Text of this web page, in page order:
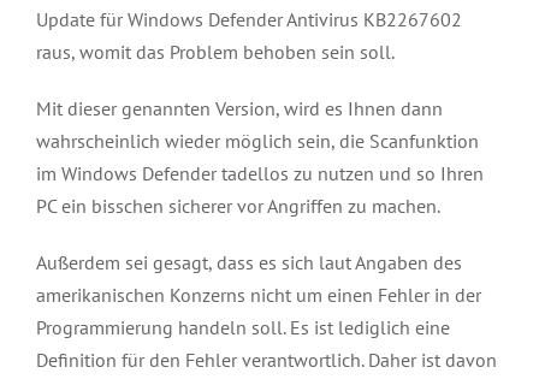
Update für Windows Defender Antivirus KB2267602
raus, womit das Problem behoben sein soll.
Mit dieser genannten Version, wird es Ihnen dann
wahrscheinlich wieder möglich sein, die Scanfunktion
im Windows Defender tadellos zu nutzen und so Ihren
PC ein bisschen sicherer vor Angriffen zu machen.
Außerdem sei gesagt, dass es sich laut Angaben des
amerikanischen Konzerns nicht um einen Fehler in der
Programmierung handeln soll. Es ist lediglich eine
Definition für den Fehler verantwortlich. Daher ist davon